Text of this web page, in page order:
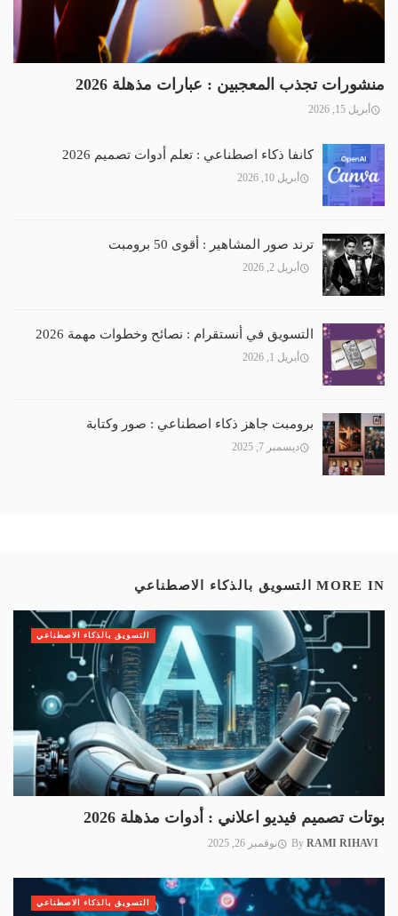
منشورات تجذب المعجبين : عبارات مذهلة 2026
أبريل 15, 2026
كانفا ذكاء اصطناعي : تعلم أدوات تصميم 2026
أبريل 10, 2026
ترند صور المشاهير : أقوى 50 برومبت
أبريل 2, 2026
التسويق في أنستقرام : نصائح وخطوات مهمة 2026
أبريل 1, 2026
برومبت جاهز ذكاء اصطناعي : صور وكتابة
ديسمبر 7, 2025
MORE IN التسويق بالذكاء الاصطناعي
بوتات تصميم فيديو اعلاني : أدوات مذهلة 2026
By RAMI RIHAVI نوفمبر 26, 2025
التسويق بالذكاء الاصطناعي
التسويق بالذكاء الاصطناعي